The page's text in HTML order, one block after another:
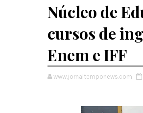
Núcleo de
cursos de
Enem e IFF
www.jornaltemponews.com